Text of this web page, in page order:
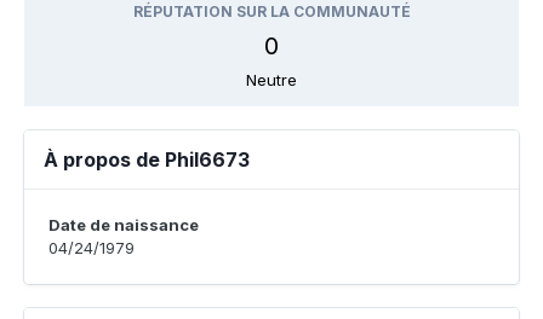
RÉPUTATION SUR LA COMMUNAUTÉ
0
Neutre
À propos de Phil6673
Date de naissance
04/24/1979